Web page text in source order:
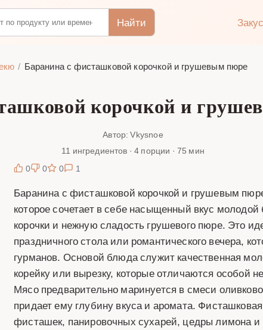
Найти
Баранина с фисташковой корочкой и грушевым пюре
корочкой и
Автор: Vkysnoe
11 ингредиентов · 4 порции · 75 мин
0
0 0 1
Баранина с фисташковой корочкой и грушевым
которое сочетает в себе насыщенный вкус
корочки и нежную сладость грушевого пюре. Это
праздничного стола или романтического вечера,
гурманов. Основой блюда служит качественная
корейку или вырезку, которые отличаются
Мясо предварительно маринуется в смеси
придает ему глубину вкуса и аромата.
фисташек, панировочных сухарей, цедры лимона